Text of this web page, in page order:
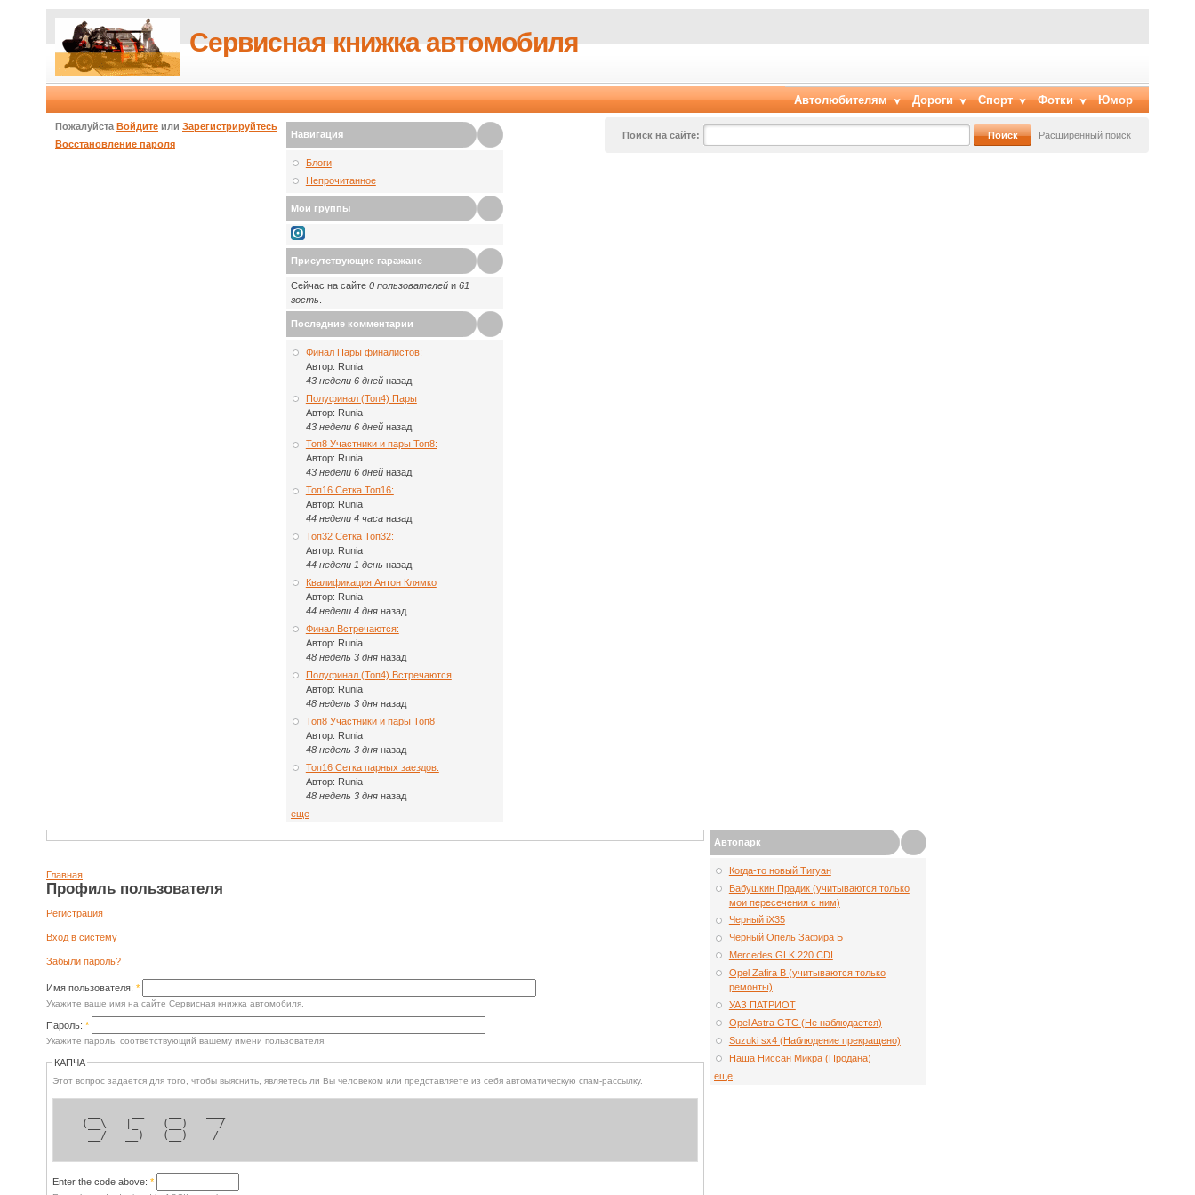
Сервисная книжка автомобиля
Автолюбителям Дороги Спорт Фотки Юмор
Пожалуйста Войдите или Зарегистрируйтесь
Восстановление пароля
Поиск на сайте: Расширенный поиск
Навигация
Блоги
Непрочитанное
Мои группы
Присутствующие гаражане
Сейчас на сайте 0 пользователей и 61
гость
Последние комментарии
Финал Пары финалистов:
Автор: Runia
43 недели 6 днейназад
Полуфинал (Топ4) Пары
Автор: Runia
43 недели 6 днейназад
Топ8 Участники и пары Топ8:
Автор: Runia
43 недели 6 днейназад
Топ16 Сетка Топ16:
Автор: Runia
44 недели 4 часаназад
Топ32 Сетка Топ32:
Автор: Runia
44 недели 1 день назад
Квалификация Антон Клямко
Автор: Runia
44 недели 4 дняназад
Финал Встречаются:
Автор: Runia
48 недель 3 дняназад
Полуфинал (Топ4) Встречаются
Автор: Runia
48 недель 3 дняназад
Топ8 Участники и пары Топ8
Автор: Runia
48 недель 3 дняназад
Топ16 Сетка парных заездов:
Автор: Runia
48 недель 3 дняназад
еще
Главная
Профиль пользователя
Регистрация
Вход в систему
Забыли пароль?
Имя пользователя: *
Укажите ваше имя на сайте Сервисная книжка автомобиля.
Пароль: *
Укажите пароль, соответствующий вашему имени пользователя.
КАПЧА
Этот вопрос задается для того, чтобы выяснить, являетесь ли Вы человеком или представляете из себя автоматическую спам-рассылку.
  (__\   |_    (__)     /
   __/   __)   (__)    /
Enter the code above: *
Автопарк
Когда-то новый Тигуан
Бабушкин Прадик (учитываются только
мои пересечения с ним)
Черный iX35
Черный Опель Зафира Б
Mercedes GLK 220 CDI
Opel Zafira B (учитываются только
ремонты)
УАЗ ПАТРИОТ
Opel Astra GTC (Не наблюдается)
Suzuki sx4 (Наблюдение прекращено)
Наша Ниссан Микра (Продана)
еще